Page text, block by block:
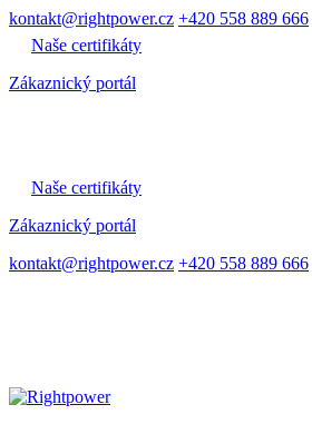
kontakt@rightpower.cz +420 558 889 666
Naše certifikáty
Zákaznický portál
Naše certifikáty
Zákaznický portál
kontakt@rightpower.cz +420 558 889 666